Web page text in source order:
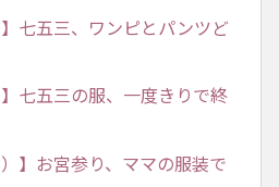
】七五三、ワンピとパンツど
】七五三の服、一度きりで終
】お宮参り、ママの服装で